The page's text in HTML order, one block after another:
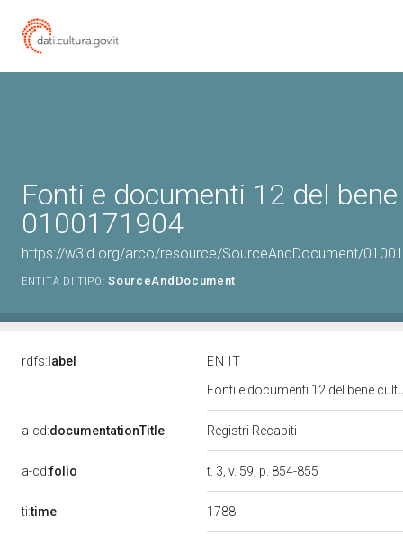
Fonti e documenti 12 del
0100171904
https://w3id.org/arco/resource/SourceAndDocument/
ENTITÀ DI TIPO: SourceAndDocument
rdfs: label EN
IT
Fonti e documenti 12 del bene
a-cd:documentationTitle Registri Recapiti
a-cd:folio t. 3, v. 59, p. 854-855
ti:time 1788